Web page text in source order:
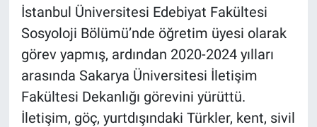
İstanbul Üniversitesi Edebiyat Fakültesi
Sosyoloji Bölümü’nde öğretim üyesi olarak
görev yapmış, ardından 2020-2024 yılları
arasında Sakarya Üniversitesi İletişim
Fakültesi Dekanlığı görevini yürüttü.
İletişim, göç, yurtdışındaki Türkler, kent, sivil